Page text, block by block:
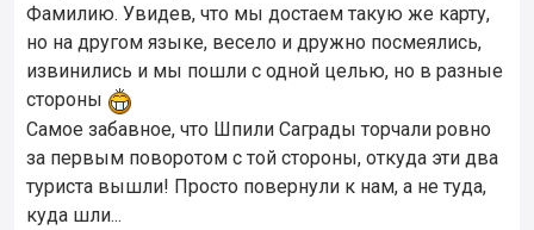
Фамилию. Увидев, что мы достаем такую же карту,
но на другом языке, весело и дружно посмеялись,
извинились и мы пошли с одной целью, но в разные
стороны
Самое забавное, что Шпили Саграды торчали ровно
за первым поворотом с той стороны, откуда эти два
туриста вышли! Просто повернули к нам, а не туда,
куда шли...